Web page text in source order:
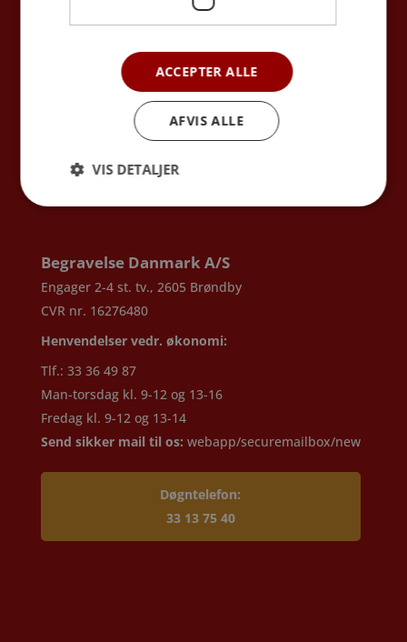
Om Begravelse Danmark
Om Begravelse Danmark
Begravelse Danmark A/S
Engager 2-4 st. tv., 2605 Brøndby
CVR nr. 16276480
Henvendelser vedr. økonomi:
Tlf.: 33 36 49 87
Man-torsdag kl. 9-12 og 13-16
Fredag kl. 9-12 og 13-14
Send sikker mail til os: webapp/securemailbox/new
Døgntelefon:
33 13 75 40
ACCEPTER ALLE
AFVIS ALLE
VIS DETALJER